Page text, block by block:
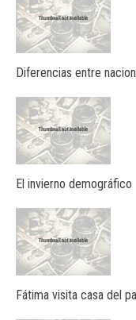
Diferencias entre
El invierno demográfico
Fátima visita casa del